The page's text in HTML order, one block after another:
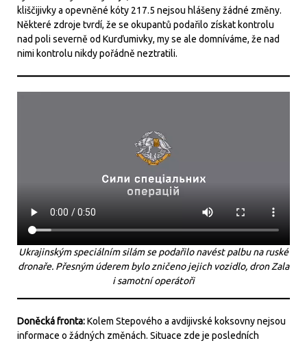
kliščijivky a opevněné kóty 217.5 nejsou hlášeny žádné změny.
Některé zdroje tvrdí, že se okupantů podařilo získat kontrolu
nad poli severně od Kurďumivky, my se ale domníváme, že nad
nimi kontrolu nikdy pořádně neztratili.
Ukrajinským speciálním silám se podařilo navést palbu na ruské
dronaře. Přesným úderem bylo zničeno jejich vozidlo, dron Zala
i samotní operátoři
Doněcká fronta:Kolem Stepového a avdijivské koksovny nejsou
informace o žádných změnách. Situace zde je posledních